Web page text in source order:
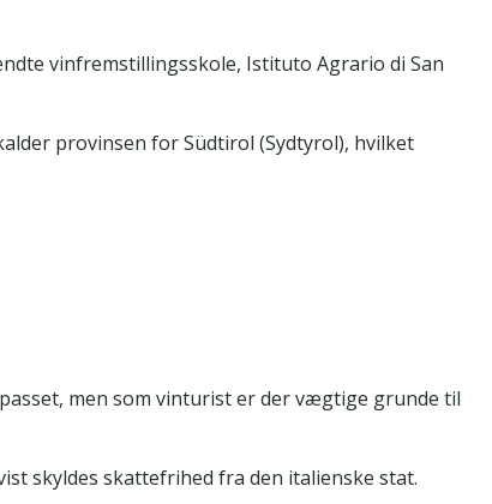
vinfremstillingsskole, Istituto Agrario di San
provinsen for Südtirol (Sydtyrol), hvilket
men som vinturist er der vægtige grunde til
skyldes skattefrihed fra den italienske stat.